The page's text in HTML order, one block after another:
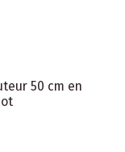
50 cm en